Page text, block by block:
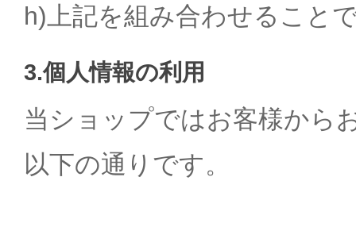
h)上記を組み合わせること
3.個人情報の利用
当ショップではお客様から
以下の通りです。